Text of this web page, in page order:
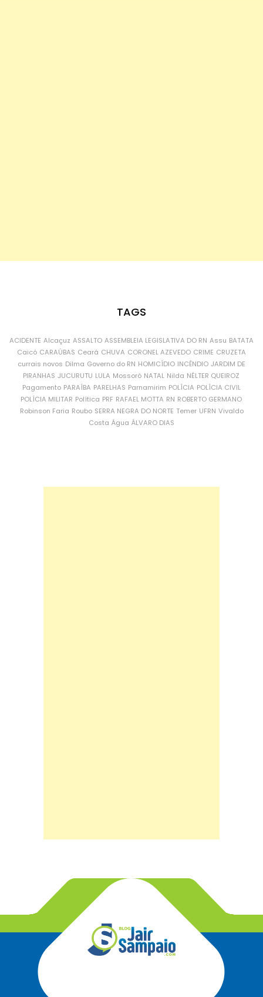
TAGS
ACIDENTE Alcaçuz ASSALTO ASSEMBLEIA LEGISLATIVA DO RN Assu BATATA
Caicó CARAÚBAS Ceará CHUVA CORONEL AZEVEDO CRIME CRUZETA
currais novos Dilma Governo do RN HOMICÍDIO INCÊNDIO JARDIM DE
PIRANHAS JUCURUTU LULA Mossoró NATAL Nilda NÉLTER QUEIROZ
Pagamento PARAÍBA PARELHAS Parnamirim POLÍCIA POLÍCIA CIVIL
POLÍCIA MILITAR Política PRF RAFAEL MOTTA RN ROBERTO GERMANO
Robinson Faria Roubo SERRA NEGRA DO NORTE Temer UFRN Vivaldo
Costa Água ÁLVARO DIAS